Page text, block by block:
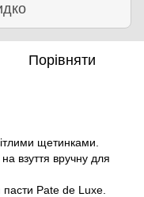
Порівняти
щетинками.
взуття вручну для
пасти Pate de Luxe.